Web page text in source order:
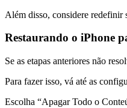
Além disso, considere redefinir
Restaurando o iPhone
Se as etapas anteriores não
Para fazer isso, vá até as
Escolha “Apagar Todo o